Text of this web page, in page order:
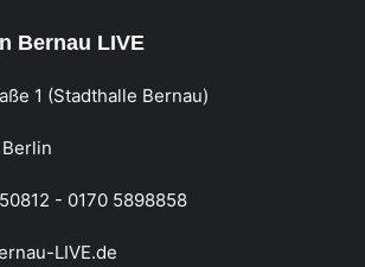
Bernau LIVE
1 (Stadthalle Bernau)
- 0170 5898858
LIVE.de